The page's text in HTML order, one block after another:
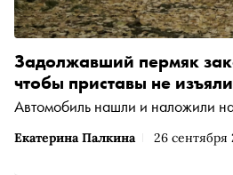
Екатерина Палкина 26 сентября
Задолжавший пермяк
чтобы приставы не
Автомобиль нашли и наложили